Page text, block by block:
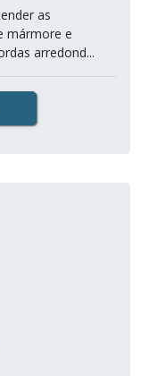
as
mármore e
arredond...